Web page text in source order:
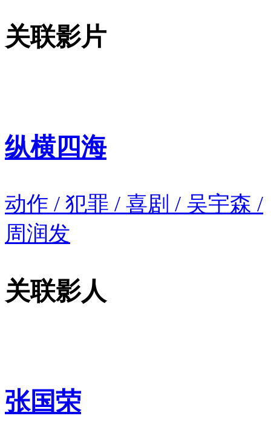
关联影片
纵横四海
动作 / 犯罪 / 喜剧 / 吴宇森 /
周润发
关联影人
张国荣